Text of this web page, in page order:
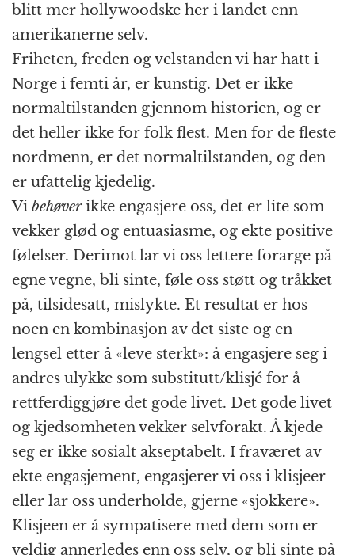
blitt mer hollywoodske her i landet enn
amerikanerne selv.
Friheten, freden og velstanden vi har hatt i
Norge i femti år, er kunstig. Det er ikke
normaltilstanden gjennom historien, og er
det heller ikke for folk flest. Men for de fleste
nordmenn, er det normaltilstanden, og den
er ufattelig kjedelig.
Vi behøverikke engasjere oss, det er lite som
vekker glød og entuasiasme, og ekte positive
følelser. Derimot lar vi oss lettere forarge på
egne vegne, bli sinte, føle oss støtt og tråkket
på, tilsidesatt, mislykte. Et resultat er hos
noen en kombinasjon av det siste og en
lengsel etter å «leve sterkt»: å engasjere seg i
andres ulykke som substitutt/klisjé for å
rettferdiggjøre det gode livet. Det gode livet
og kjedsomheten vekker selvforakt. Å kjede
seg er ikke sosialt akseptabelt. I fraværet av
ekte engasjement, engasjerer vi oss i klisjeer
eller lar oss underholde, gjerne «sjokkere».
Klisjeen er å sympatisere med dem som er
veldig annerledes enn oss selv, og bli sinte på